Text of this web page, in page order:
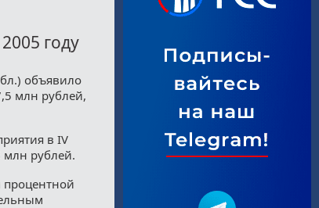
году
объявило
млн рублей,
в IV
млн рублей.